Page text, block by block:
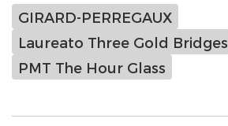
GIRARD-PERREGAUX
Laureato Three Gold Bridges
PMT The Hour Glass